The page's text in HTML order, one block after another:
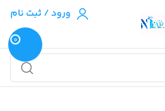
ورود / ثبت نام
0